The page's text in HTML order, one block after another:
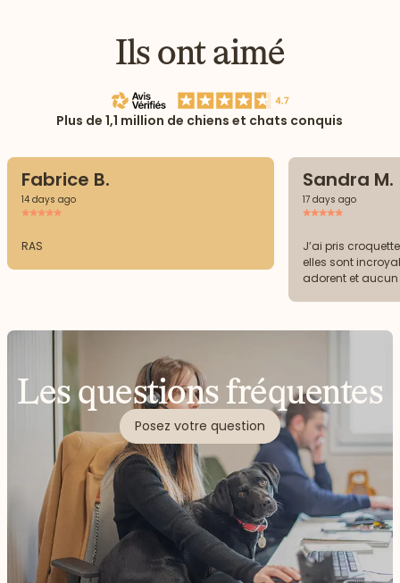
Ils ont aimé
Plus de 1,1 million de chiens et chats conquis
Fabrice B.
14 days ago
RAS
Sandra M.
17 days ago
J’ai pris
elles sont
adorent et
Les questions fréquentes
Posez votre question